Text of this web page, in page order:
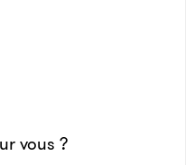
vous ?